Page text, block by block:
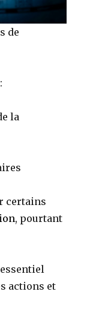
de
la
certains
, pourtant
actions et